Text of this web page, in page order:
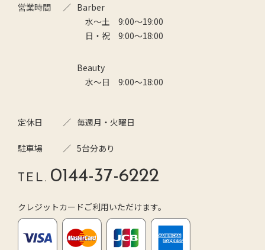
営業時間
Barber
水～土 9:00～19:00
日・祝 9:00～18:00
Beauty
水～日 9:00～18:00
定休日 毎週月・火曜日
駐車場 5台分あり
TEL. 0144-37-6222
クレジットカードご利用いただけます。